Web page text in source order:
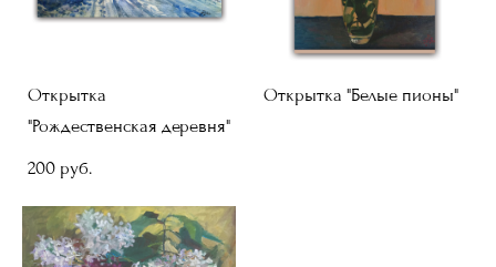
Открытка
"Рождественская деревня"
200 pуб.
Открытка "Белые пионы"